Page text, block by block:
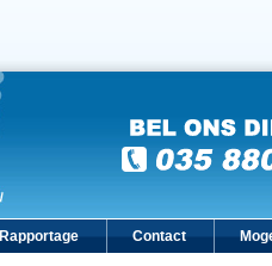
Rapportage Contact